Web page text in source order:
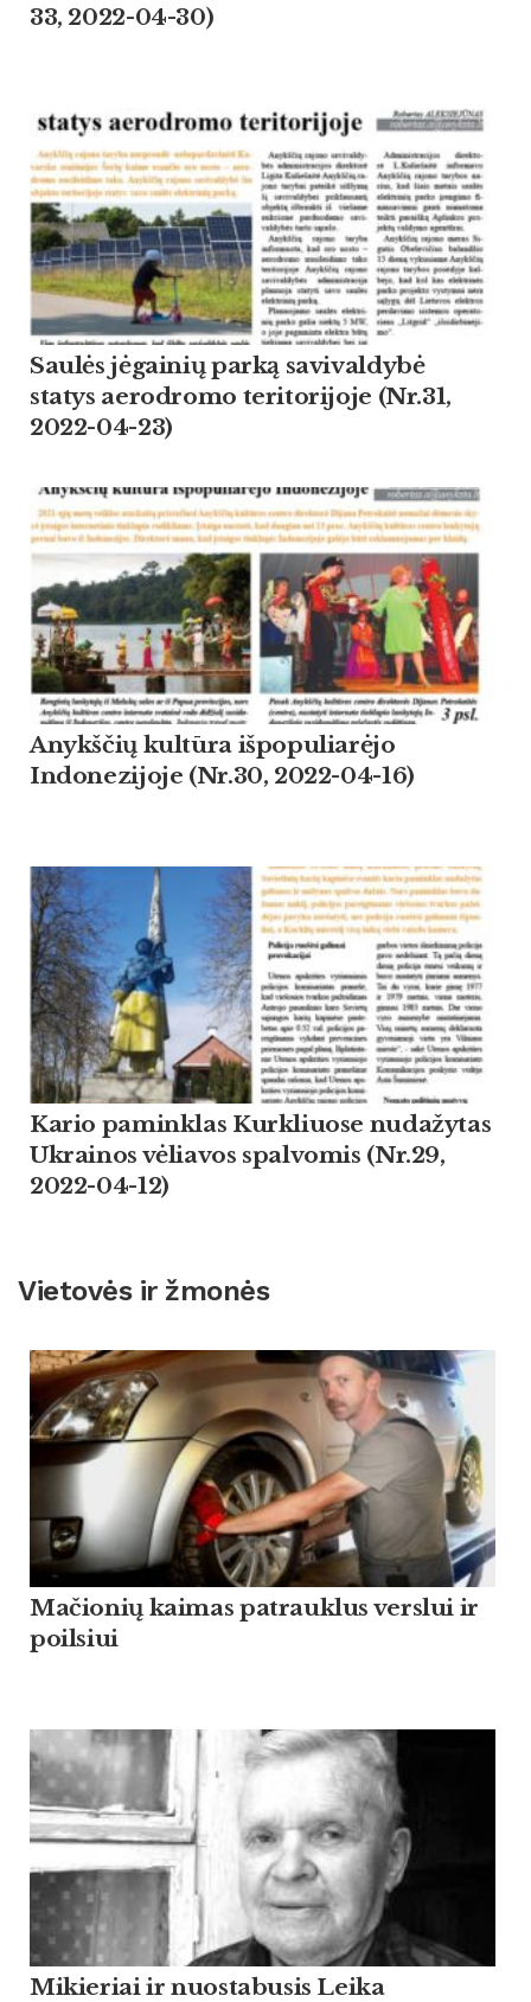
33, 2022-04-30)
Saulės jėgainių parką savivaldybė
statys aerodromo teritorijoje (Nr.31,
2022-04-23)
Anykščių kultūra išpopuliarėjo
Indonezijoje (Nr.30, 2022-04-16)
Kario paminklas Kurkliuose nudažytas
Ukrainos vėliavos spalvomis (Nr.29,
2022-04-12)
Vietovės ir žmonės
Mačionių kaimas patrauklus verslui ir
poilsiui
Mikieriai ir nuostabusis Leika